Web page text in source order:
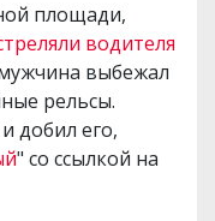
площади,
водителя
выбежал
рельсы.
добил его,
" со ссылкой на